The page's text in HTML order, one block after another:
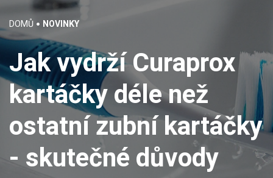
DOMŮ NOVINKY
Jak vydrží Curaprox
kartáčky déle než
ostatní zubní kartáčky
- skutečné důvody